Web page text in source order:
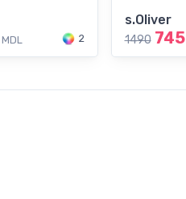
MDL 2
s.Oliver
1490 745